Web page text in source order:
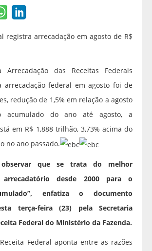
registra arrecadação em agosto de R$
das Receitas Federais
arrecadação federal em agosto foi de
redução de 1,5% em relação a agosto
acumulado do ano até agosto, a
em R$ 1,888 trilhão, 3,73% acima do
no ano passado.
observar que se trata do melhor
arrecadatório desde 2000 para o
enfatiza o documento
terça-feira (23) pela Secretaria
Federal do Ministério da Fazenda.
Federal aponta entre as razões